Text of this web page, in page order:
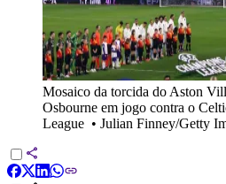
Mosaico da torcida do Aston
Osbourne em jogo contra o
League • Julian Finney/Getty